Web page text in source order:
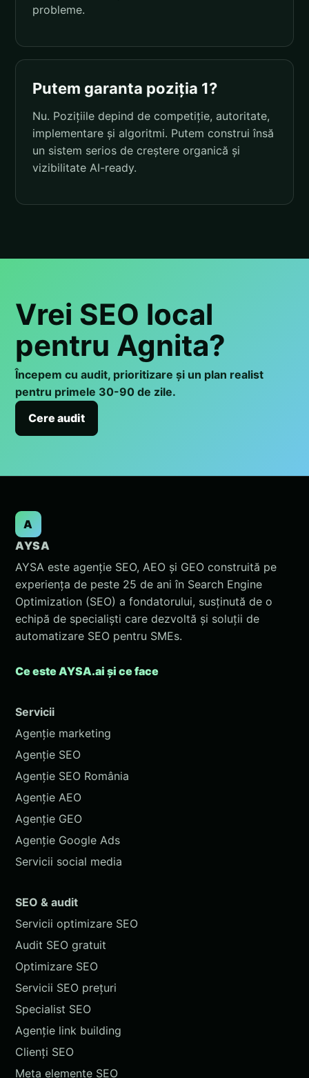
probleme.
Putem garanta poziția 1?
Nu. Pozițiile depind de competiție, autoritate,
implementare și algoritmi. Putem construi însă
un sistem serios de creștere organică și
vizibilitate AI-ready.
Vrei SEO local
pentru Agnita?
Începem cu audit, prioritizare și un plan realist
pentru primele 30-90 de zile.
Cere audit
A
AYSA
AYSA este agenție SEO, AEO și GEO construită pe
experiența de peste 25 de ani în Search Engine
Optimization (SEO) a fondatorului, susținută de o
echipă de specialiști care dezvoltă și soluții de
automatizare SEO pentru SMEs.
Ce este AYSA.ai și ce face
Servicii
Agenție marketing
Agenție SEO
Agenție SEO România
Agenție AEO
Agenție GEO
Agenție Google Ads
Servicii social media
SEO & audit
Servicii optimizare SEO
Audit SEO gratuit
Optimizare SEO
Servicii SEO prețuri
Specialist SEO
Agenție link building
Clienți SEO
Meta elemente SEO